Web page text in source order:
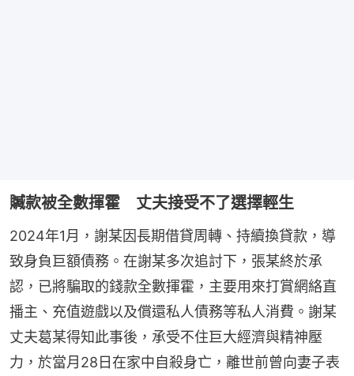
贓款被全數揮霍 丈夫接受不了選擇輕生
2024年1月，謝某因長期借貸周轉、持續換貸款，導
致身負巨額債務。在謝某多次追討下，張某終於承
認，已將騙取的錢款全數揮霍，主要用來打賞網絡直
播主、充值遊戲以及償還私人債務等私人消費。謝某
丈夫葛某得知此事後，承受不住巨大經濟與精神壓
力，於當月28日在家中自殺身亡，離世前曾向妻子表